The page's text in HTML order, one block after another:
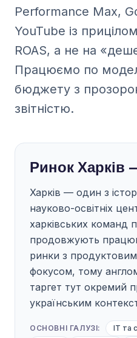
Performance Max,
YouTube із
ROAS, а не на
Працюємо по
бюджету з
звітністю.
Ринок Харків
Харків — один з
науково-освітніх
харківських команд
продовжують
ринки з
фокусом, тому
таргет тут окремий
українським
ОСНОВНІ ГАЛУЗІ:
IT та